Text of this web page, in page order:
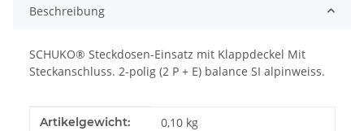
Beschreibung
SCHUKO® Steckdosen-Einsatz mit Klappdeckel Mit
Steckanschluss. 2-polig (2 P + E) balance SI alpinweiss.
Produkteigenschaft
Wert
Artikelgewicht: 0,10 kg